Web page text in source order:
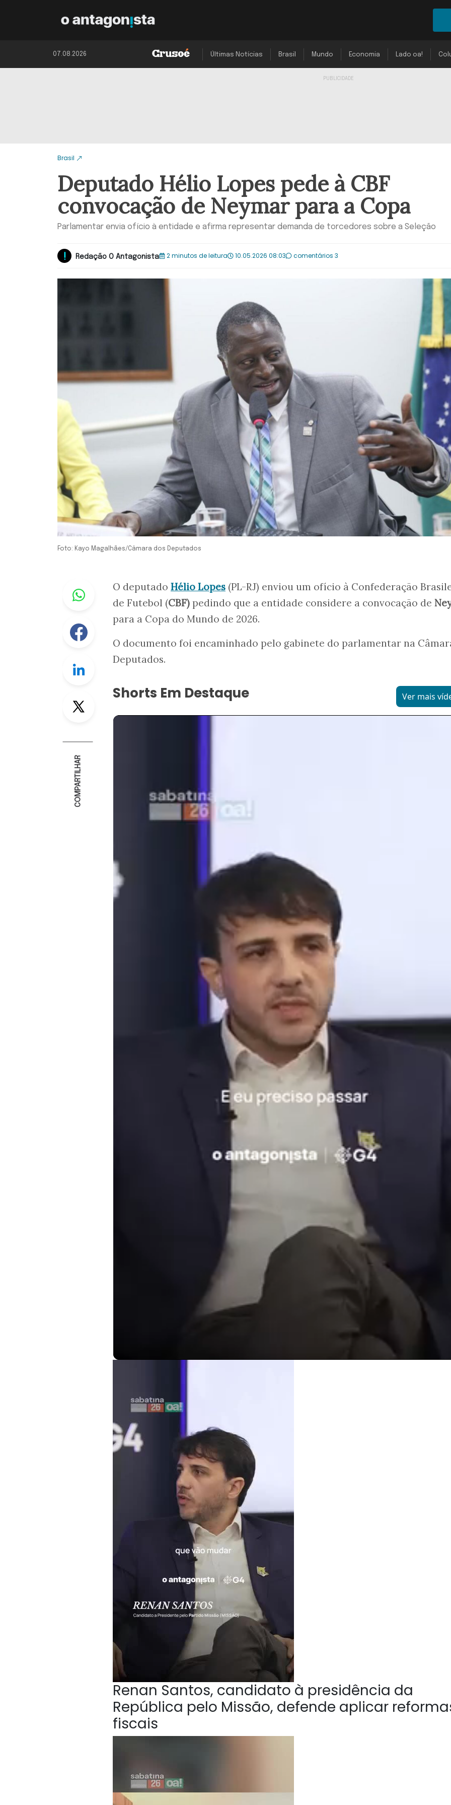
07.08.2026 Últimas Notícias Brasil Mundo Economia Lado oa!
Brasil
Deputado Hélio Lopes pede à CBF
convocação de Neymar para a Copa
Parlamentar envia ofício à entidade e afirma representar demanda de torcedores sobre a Seleção
Redação O Antagonista 2 minutos de leitura 10.05.2026 08:03 comentários 3
Foto: Kayo Magalhães/Câmara dos Deputados
Whastapp
Facebook
Linkedin
Twitter
COMPARTILHAR
O deputado Hélio Lopes (PL-RJ) enviou um ofício à Confederação
de Futebol (CBF) pedindo que a entidade considere a convocação de
para a Copa do Mundo de 2026.
O documento foi encaminhado pelo gabinete do parlamentar na
Deputados.
Shorts Em Destaque Ver mais
Renan Santos, candidato à presidência da
República pelo Missão, defende aplicar
fiscais